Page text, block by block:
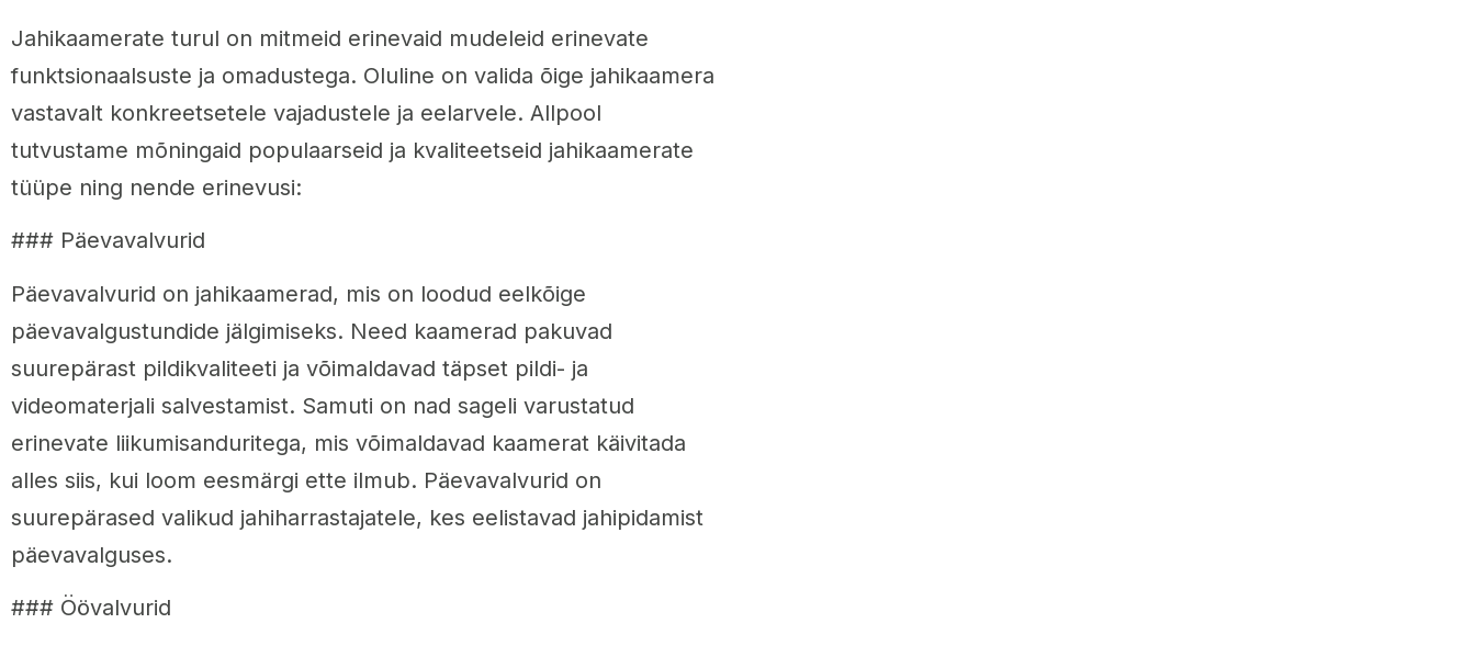
Jahikaamerate turul on mitmeid erinevaid mudeleid erinevate
funktsionaalsuste ja omadustega. Oluline on valida õige jahikaamera
vastavalt konkreetsetele vajadustele ja eelarvele. Allpool
tutvustame mõningaid populaarseid ja kvaliteetseid jahikaamerate
tüüpe ning nende erinevusi:
### Päevavalvurid
Päevavalvurid on jahikaamerad, mis on loodud eelkõige
päevavalgustundide jälgimiseks. Need kaamerad pakuvad
suurepärast pildikvaliteeti ja võimaldavad täpset pildi- ja
videomaterjali salvestamist. Samuti on nad sageli varustatud
erinevate liikumisanduritega, mis võimaldavad kaamerat käivitada
alles siis, kui loom eesmärgi ette ilmub. Päevavalvurid on
suurepärased valikud jahiharrastajatele, kes eelistavad jahipidamist
päevavalguses.
### Öövalvurid